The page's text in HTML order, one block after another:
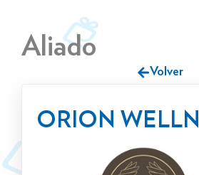
Aliado
Volver
ORION